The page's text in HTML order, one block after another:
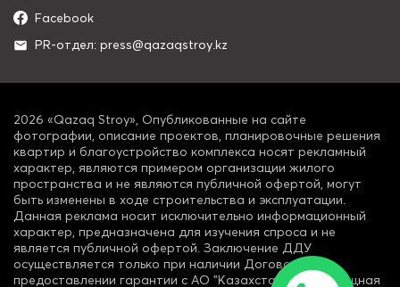
Facebook
PR-отдел: press@qazaqstroy.kz
2026 «Qazaq Stroy», Опубликованные на сайте
фотографии, описание проектов, планировочные решения
квартир и благоустройство комплекса носят рекламный
характер, являются примером организации жилого
пространства и не являются публичной офертой, могут
быть изменены в ходе строительства и эксплуатации.
Данная реклама носит исключительно информационный
характер, предназначена для изучения спроса и не
является публичной офертой. Заключение ДДУ
осуществляется только при наличии Договора о
предоставлении гарантии с АО "Казахстанская Жилищная